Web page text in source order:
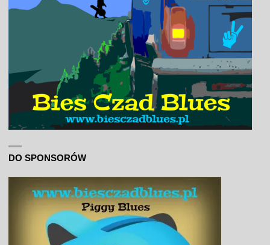
DO SPONSORÓW